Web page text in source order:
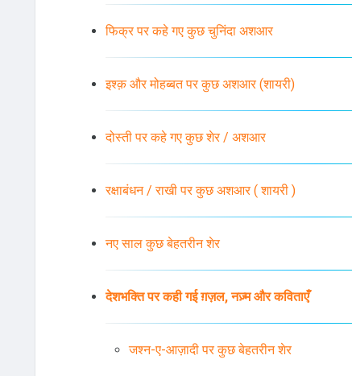
फिक्र पर कहे गए कुछ चुनिंदा अशआर
इश्क़ और मोहब्बत पर कुछ अशआर (शायरी)
दोस्ती पर कहे गए कुछ शेर / अशआर
रक्षाबंधन / राखी पर कुछ अशआर ( शायरी )
नए साल कुछ बेहतरीन शेर
देशभक्ति पर कही गई ग़ज़ल, नज़्म और कविताएँ
जश्न-ए-आज़ादी पर कुछ बेहतरीन शेर